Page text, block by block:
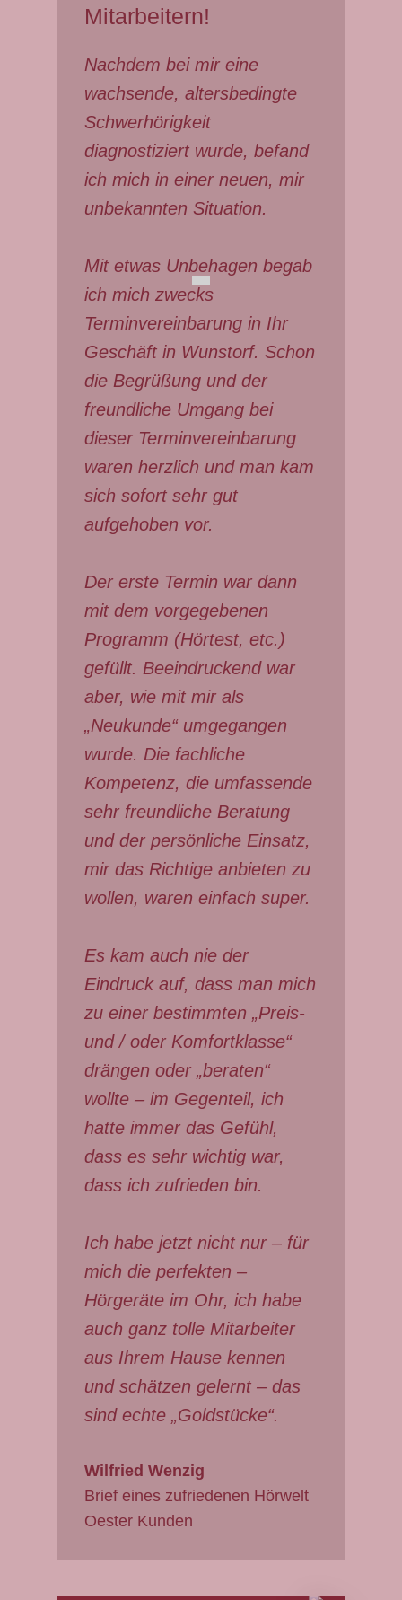
Mitarbeitern!
Nachdem bei mir eine
wachsende, altersbedingte
Schwerhörigkeit
diagnostiziert wurde, befand
ich mich in einer neuen, mir
unbekannten Situation.
Mit etwas Unbehagen begab
ich mich zwecks
Terminvereinbarung in Ihr
Geschäft in Wunstorf. Schon
die Begrüßung und der
freundliche Umgang bei
dieser Terminvereinbarung
waren herzlich und man kam
sich sofort sehr gut
aufgehoben vor.
Der erste Termin war dann
mit dem vorgegebenen
Programm (Hörtest, etc.)
gefüllt. Beeindruckend war
aber, wie mit mir als
„Neukunde“ umgegangen
wurde. Die fachliche
Kompetenz, die umfassende
sehr freundliche Beratung
und der persönliche Einsatz,
mir das Richtige anbieten zu
wollen, waren einfach super.
Es kam auch nie der
Eindruck auf, dass man mich
zu einer bestimmten „Preis-
und / oder Komfortklasse“
drängen oder „beraten“
wollte – im Gegenteil, ich
hatte immer das Gefühl,
dass es sehr wichtig war,
dass ich zufrieden bin.
Ich habe jetzt nicht nur – für
mich die perfekten –
Hörgeräte im Ohr, ich habe
auch ganz tolle Mitarbeiter
aus Ihrem Hause kennen
und schätzen gelernt – das
sind echte „Goldstücke“.
Wilfried Wenzig
Brief eines zufriedenen Hörwelt
Oester Kunden